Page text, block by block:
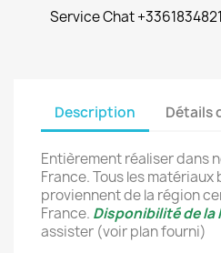
Service Chat
Description Détails
Entièrement réaliser dans
France. Tous les matériaux
proviennent de la région
France. Disponibilité de
assister (voir plan fourni)